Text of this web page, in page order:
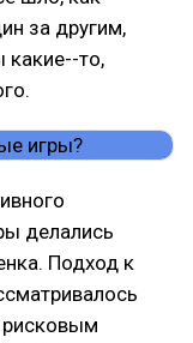
за другим,
то,
делались
Подход к
рисковым